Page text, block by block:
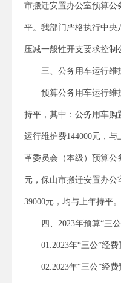
市搬迁安置办公室预算公
平。我部门严格执行中央
压减一般性开支要求控制
三、公务用车运行维
预算公务用车运行维
持平，其中：公务用车购
运行维护费144000元，
革委员会（本级）预算公
元，保山市搬迁安置办
39000元，均与上年持平。
四、2023年预算“三
01.2023年“三公”经
02.2023年“三公”经